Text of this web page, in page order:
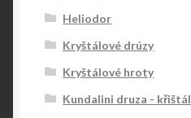
Heliodor
Kryštálové drúzy
Kryštálové hroty
Kundalini druza - křištál